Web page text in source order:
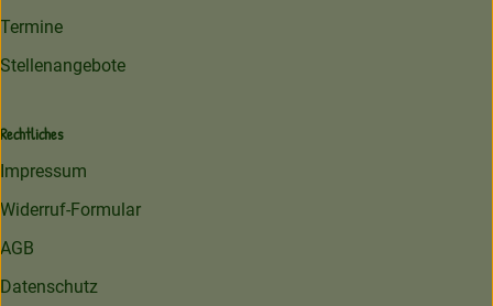
Termine
Stellenangebote
Rechtliches
Impressum
Widerruf-Formular
AGB
Datenschutz